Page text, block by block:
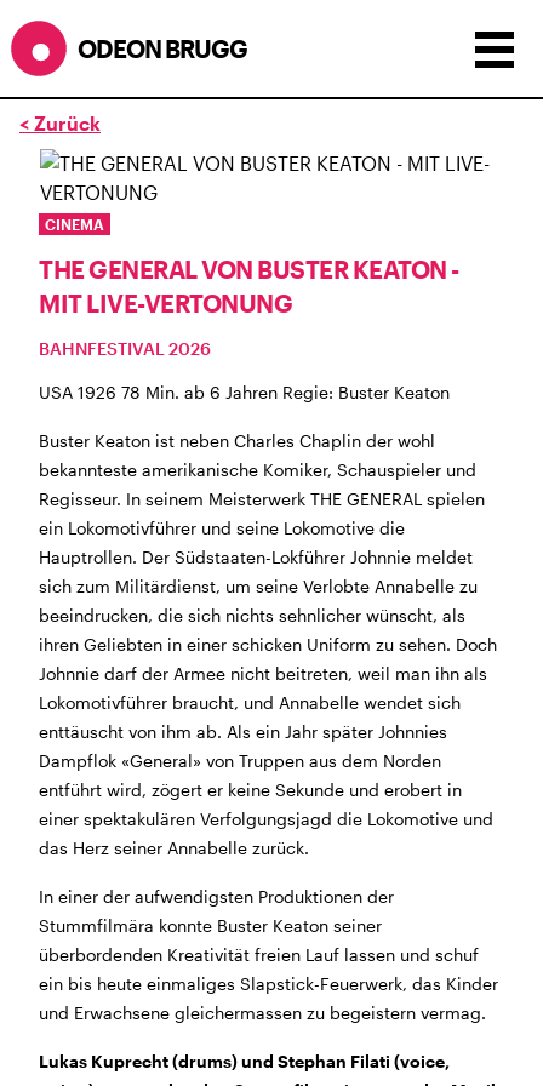
ODEON BRUGG
Anzeigen als:
ÖFFNUNGSZEITEN
während demODEONAirimGeissenschachen (10.7. bis
1.8.)
Küche ab 18 bis 20.45 Uhr
Mittwoch geschlossen
SOMMERÖFFNUNGSZEITEN
CINEMA2.7. bis 1.9. geschlossen
BÜHNE2.7. bis 3.9. geschlossen
ZMITTAG2.7. bis 9.8. geschlossen
BAR+BISTRO10.7. bis 1.8. findet ihr unsere Bar ab 18
Uhr im Geissenschachen
ab dem 10.8. sind wir wieder im Haus und freuen uns
auf euch <3
STADTFEST BRUGG
während dem Stadtfest Brugg, 20. bis 30. August,
bleibt das Haus jeweils von Freitag Abend bis Montag
Morgen geschlossen
< Zurück
CINEMA
THE GENERAL VON BUSTER KEATON -
MIT LIVE-VERTONUNG
BAHNFESTIVAL 2026
USA 1926 78 Min. ab 6 Jahren Regie: Buster Keaton
Buster Keaton ist neben Charles Chaplin der wohl
bekannteste amerikanische Komiker, Schauspieler und
Regisseur. In seinem Meisterwerk THE GENERAL spielen
ein Lokomotivführer und seine Lokomotive die
Hauptrollen. Der Südstaaten-Lokführer Johnnie meldet
sich zum Militärdienst, um seine Verlobte Annabelle zu
beeindrucken, die sich nichts sehnlicher wünscht, als
ihren Geliebten in einer schicken Uniform zu sehen. Doch
Johnnie darf der Armee nicht beitreten, weil man ihn als
Lokomotivführer braucht, und Annabelle wendet sich
enttäuscht von ihm ab. Als ein Jahr später Johnnies
Dampflok «General» von Truppen aus dem Norden
entführt wird, zögert er keine Sekunde und erobert in
einer spektakulären Verfolgungsjagd die Lokomotive und
das Herz seiner Annabelle zurück.
In einer der aufwendigsten Produktionen der
Stummfilmära konnte Buster Keaton seiner
überbordenden Kreativität freien Lauf lassen und schuf
ein bis heute einmaliges Slapstick-Feuerwerk, das Kinder
und Erwachsene gleichermassen zu begeistern vermag.
Lukas Kuprecht (drums) und Stephan Filati (voice,